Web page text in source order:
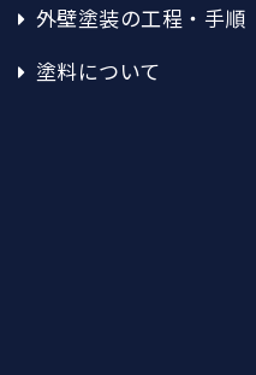
外壁塗装の工程・手順
塗料について